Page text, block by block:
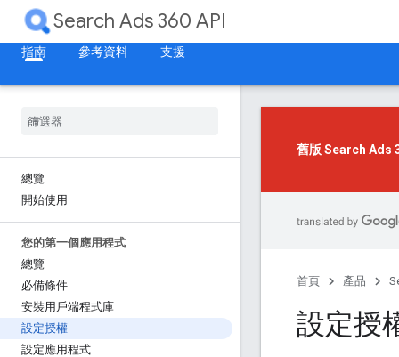
Search Ads 360 API
指南 參考資料 支援
總覽
開始使用
您的第一個應用程式
總覽
必備條件
安裝用戶端程式庫
設定授權
設定應用程式
舊版 Search Ads
首頁 產品
設定授